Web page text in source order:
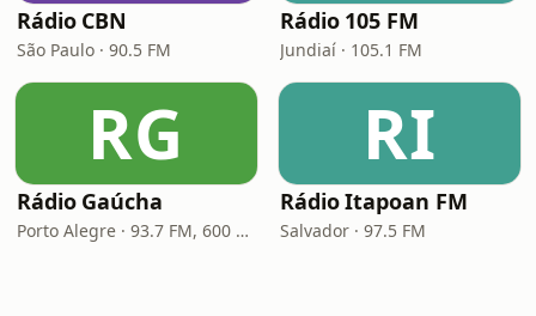
Rádio CBN
São Paulo · 90.5 FM
Rádio 105 FM
Jundiaí · 105.1 FM
RG
Rádio Gaúcha
Porto Alegre · 93.7 FM, 600 AM
RI
Rádio Itapoan FM
Salvador · 97.5 FM